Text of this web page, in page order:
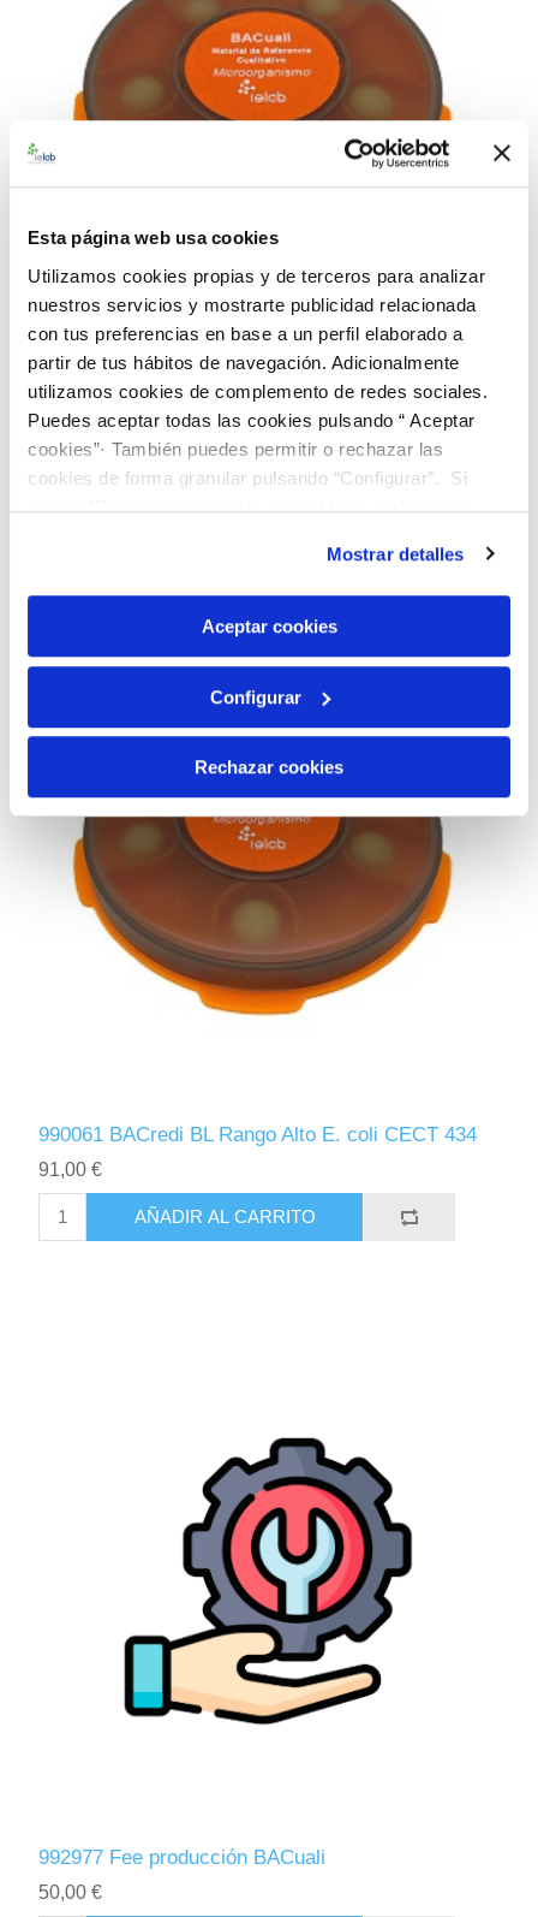
Esta página web usa cookies
Utilizamos cookies propias y de terceros para analizar
nuestros servicios y mostrarte publicidad relacionada
con tus preferencias en base a un perfil elaborado a
partir de tus hábitos de navegación. Adicionalmente
utilizamos cookies de complemento de redes sociales.
Puedes aceptar todas las cookies pulsando “ Aceptar
cookies”· También puedes permitir o rechazar las
cookies de forma granular pulsando “Configurar”. Si
pulsas “Rechazar cookies”, equivaldrá a rechazar la
son indispensables para que el sitio web funcione y que
por tanto no se pueden desactivar. Puedes consultar
más información en nuestraPolítica de Cookies
Mostrar detalles
Aceptar cookies
Configurar
Rechazar cookies
990086 BACredi BL Rango Alto S. aureus CECT
435
91,00 €
AÑADIR AL CARRITO
990061 BACredi BL Rango Alto E. coli CECT 434
91,00 €
AÑADIR AL CARRITO
992977 Fee producción BACuali
50,00 €